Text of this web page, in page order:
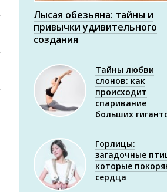
Лысая обезьяна: тайны и
привычки удивительного
создания
Тайны любви
слонов: как
происходит
спаривание
больших
Горлицы:
загадочные
которые
сердца